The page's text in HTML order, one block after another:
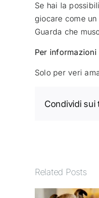
Se hai la
giocare come
Guarda che
Per
Solo per veri
Condividi sui
Related Posts